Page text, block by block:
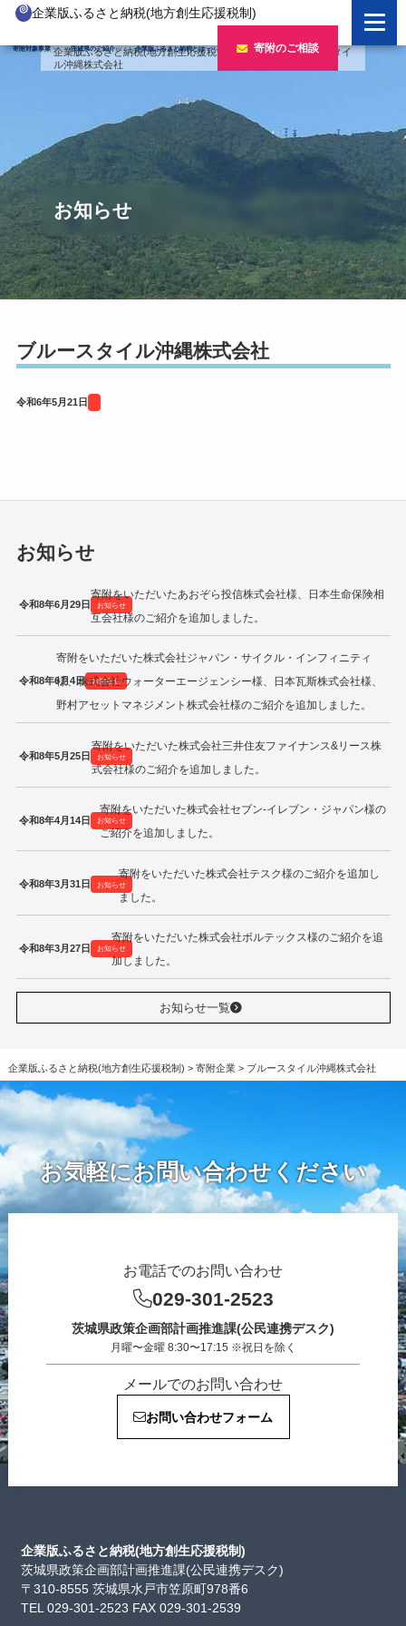
企業版ふるさと納税(地方創生応援税制)
寄附対象事業 茨城県のご紹介 企業版ふるさと納税とは 寄附のご相談
企業版ふるさと納税とは
制度の概要
企業版ふるさと納税(人材派遣型)
寄附をいただいた企業様
寄附対象事業のご紹介
新しい豊かさを推進する事業
新しい安心安全を推進する事業
新しい人財育成を推進する事業
新しい夢・希望を推進する事業
事業検索フォーム
茨城県のご紹介
茨城のポテンシャル
「新しい茨城」への4つのチャレンジ
寄附をいただいた企業様
令和7年度寄附企業一覧
令和6年度寄附企業一覧
令和5年度寄附企業一覧
令和4年度寄附企業一覧
企業版ふるさと納税(地方創生応援税制) >寄附企業>ブルースタイ
ル沖縄株式会社
お知らせ
ブルースタイル沖縄株式会社
令和6年5月21日
お知らせ
令和8年6月29日 お知らせ
寄附をいただいたあおぞら投信株式会社様、日本生命保険相
互会社様のご紹介を追加しました。
令和8年6月4日 お知らせ
寄附をいただいた株式会社ジャパン・サイクル・インフィニティ
様、株式会社ウォーターエージェンシー様、日本瓦斯株式会社様、
野村アセットマネジメント株式会社様のご紹介を追加しました。
令和8年5月25日 お知らせ
寄附をいただいた株式会社三井住友ファイナンス&リース株
式会社様のご紹介を追加しました。
令和8年4月14日 お知らせ
寄附をいただいた株式会社セブン‐イレブン・ジャパン様の
ご紹介を追加しました。
令和8年3月31日 お知らせ
寄附をいただいた株式会社テスク様のご紹介を追加し
ました。
令和8年3月27日 お知らせ
寄附をいただいた株式会社ボルテックス様のご紹介を追
加しました。
お知らせ一覧
企業版ふるさと納税(地方創生応援税制) > 寄附企業> ブルースタイル沖縄株式会社
お気軽にお問い合わせください
お電話でのお問い合わせ
029-301-2523
茨城県政策企画部計画推進課(公民連携デスク)
月曜〜金曜 8:30〜17:15 ※祝日を除く
メールでのお問い合わせ
お問い合わせフォーム
企業版ふるさと納税(地方創生応援税制)
茨城県政策企画部計画推進課(公民連携デスク)
〒310-8555 茨城県水戸市笠原町978番6
TEL 029-301-2523 FAX 029-301-2539